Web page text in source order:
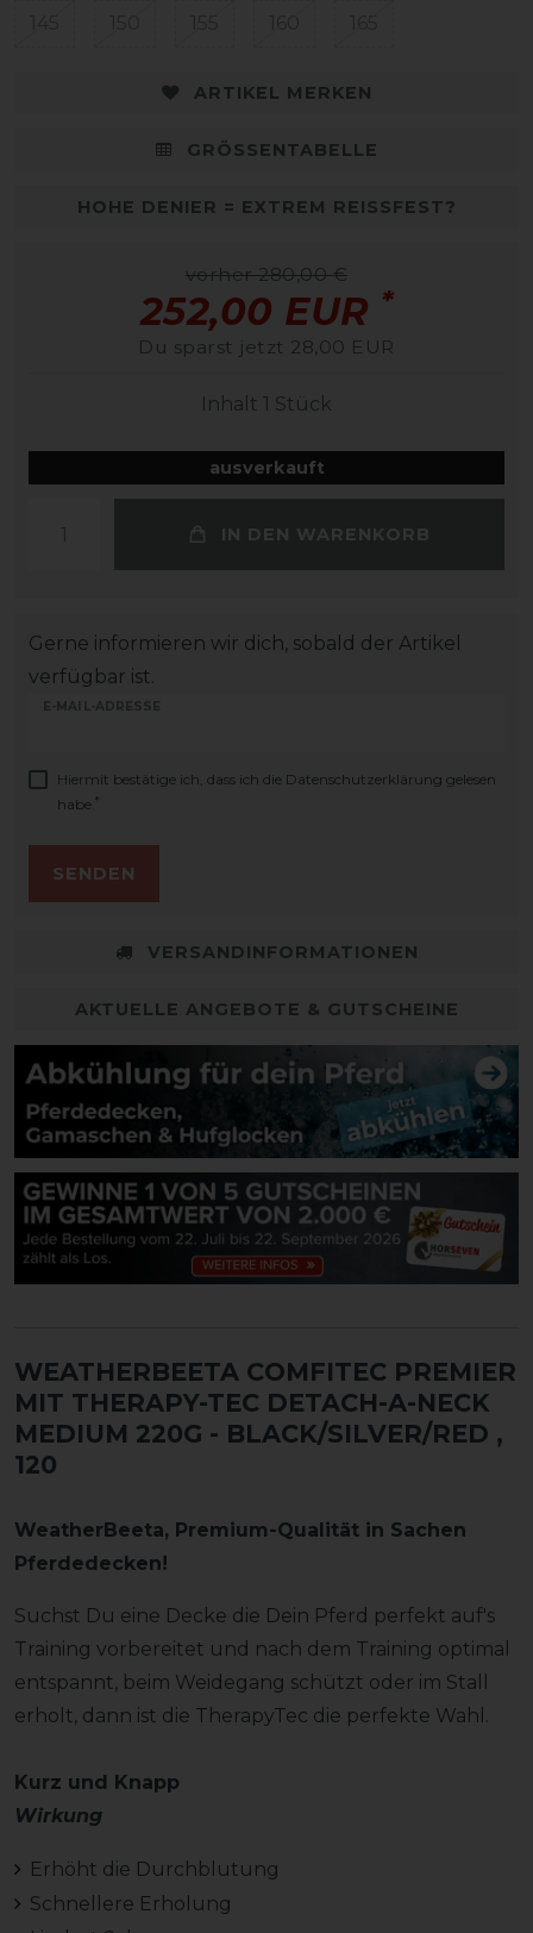
ARTIKEL MERKEN
GRÖSSENTABELLE
HOHE DENIER = EXTREM REISSFEST?
vorher 280,00 €
252,00 EUR *
Du sparst jetzt 28,00 EUR
Inhalt 1 Stück
ausverkauft
IN DEN WARENKORB
Gerne informieren wir dich, sobald der Artikel
verfügbar ist.
E-MAIL-ADRESSE
Hiermit bestätige ich, dass ich die Daten­schutz­erklärung gelesen
habe. *
SENDEN
VERSANDINFORMATIONEN
AKTUELLE ANGEBOTE & GUTSCHEINE
WEATHERBEETA COMFITEC PREMIER
MIT THERAPY-TEC DETACH-A-NECK
MEDIUM 220G - BLACK/SILVER/RED ,
120
WeatherBeeta, Premium-Qualität in Sachen
Pferdedecken!
Suchst Du eine Decke die Dein Pferd perfekt auf's
Training vorbereitet und nach dem Training optimal
entspannt, beim Weidegang schützt oder im Stall
erholt, dann ist die TherapyTec die perfekte Wahl.
Kurz und Knapp
Wirkung
Erhöht die Durchblutung
Schnellere Erholung